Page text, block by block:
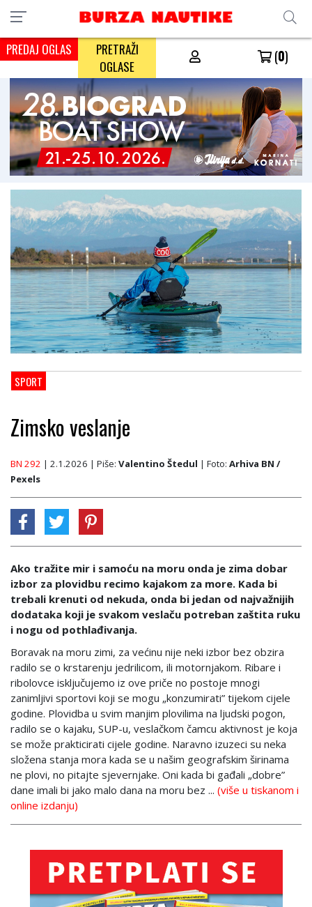
PREDAJ OGLAS
PRETRAŽI
OGLASE
(0)
SPORT
Zimsko veslanje
BN 292 | 2.1.2026 | Piše: Valentino Štedul | Foto: Arhiva BN /
Pexels
Ako tražite mir i samoću na moru onda je zima dobar
izbor za plovidbu recimo kajakom za more. Kada bi
trebali krenuti od nekuda, onda bi jedan od najvažnijih
dodataka koji je svakom veslaču potreban zaštita ruku
i nogu od pothlađivanja.
Boravak na moru zimi, za većinu nije neki izbor bez obzira
radilo se o krstarenju jedrilicom, ili motornjakom. Ribare i
ribolovce isključujemo iz ove priče no postoje mnogi
zanimljivi sportovi koji se mogu „konzumirati” tijekom cijele
godine. Plovidba u svim manjim plovilima na ljudski pogon,
radilo se o kajaku, SUP-u, veslačkom čamcu aktivnost je koja
se može prakticirati cijele godine. Naravno izuzeci su neka
složena stanja mora kada se u našim geografskim širinama
ne plovi, no pitajte sjevernjake. Oni kada bi gađali „dobre”
dane imali bi jako malo dana na moru bez ... (više u tiskanom i
online izdanju)